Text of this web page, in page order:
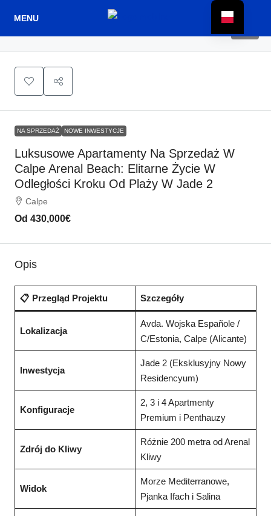
NA SPRZEDAŻ NOWE INWESTYCJE
Luksusowe Apartamenty Na Sprzedaż W
Calpe Arenal Beach: Elitarne Życie W
Odległości Kroku Od Plaży W Jade 2
Calpe
Od 430,000€
Opis
📋 Przegląd Projektu Szczegóły
Lokalizacja
Avda. Wojska Españole /
C/Estonia, Calpe (Alicante)
Inwestycja
Jade 2 (Eksklusyjny Nowy
Residencyum)
Konfiguracje
2, 3 i 4 Apartmenty
Premium i Penthauzy
Zdrój do Kliwy
Różnie 200 metra od Arenal
Kliwy
Widok
Morze Mediterranowe,
Pjanka Ifach i Salina